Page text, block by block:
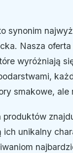
synonim
Nasza
wyróżniają
smakowe, ale
produktów
ich unikalny